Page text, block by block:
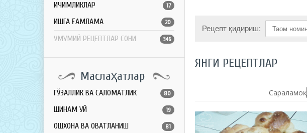
ИЧИМЛИКЛАР 17
ҚИШГА ҒАМЛАМА 20
УМУМИЙ РЕЦЕПТЛАР СОНИ 346
Маслаҳатлар
ГЎЗАЛЛИК ВА САЛОМАТЛИК 80
ШИНАМ УЙ 19
ОШХОНА ВА ОВҚАТЛАНИШ 81
Рецепт қидириш:
ЯНГИ РЕЦЕПТЛАР
Сараламоқ: